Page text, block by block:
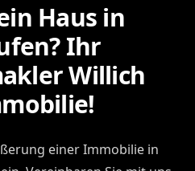
Haus in
Ihr
Willich
einer Immobilie in